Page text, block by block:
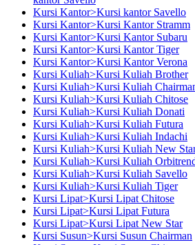
Kursi Kantor>Kursi kantor Savello
Kursi Kantor>Kursi Kantor Stramm
Kursi Kantor>Kursi Kantor Subaru
Kursi Kantor>Kursi Kantor Tiger
Kursi Kantor>Kursi Kantor Verona
Kursi Kuliah>Kursi Kuliah Brother
Kursi Kuliah>Kursi Kuliah
Kursi Kuliah>Kursi Kuliah Chitose
Kursi Kuliah>Kursi Kuliah Donati
Kursi Kuliah>Kursi Kuliah Futura
Kursi Kuliah>Kursi Kuliah Indachi
Kursi Kuliah>Kursi Kuliah New
Kursi Kuliah>Kursi Kuliah
Kursi Kuliah>Kursi Kuliah Savello
Kursi Kuliah>Kursi Kuliah Tiger
Kursi Lipat>Kursi Lipat Chitose
Kursi Lipat>Kursi Lipat Futura
Kursi Lipat>Kursi Lipat New Star
Kursi Susun>Kursi Susun Chairman